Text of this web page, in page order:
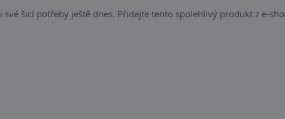
šicí potřeby ještě dnes. Přidejte tento spolehlivý produkt z e-